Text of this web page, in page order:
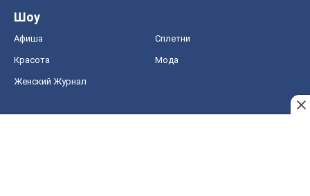
Шоу
Афиша Сплетни
Красота Мода
Женский Журнал